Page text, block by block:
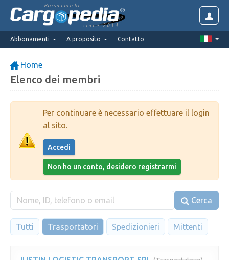
Borsa carichi
since 2014
Abbonamenti A proposito Contatto
Home
Elenco dei membri
Per continuare è necessario effettuare il login
al sito.
Accedi
Non ho un conto, desidero registrarmi
Cerca
Tutti Trasportatori Spedizionieri Mittenti